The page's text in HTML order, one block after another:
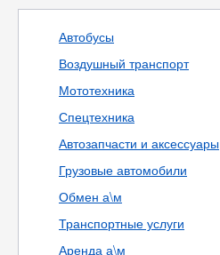
Автобусы
Воздушный транспорт
Мототехника
Спецтехника
Автозапчасти и аксессуары
Грузовые автомобили
Обмен а\м
Транспортные услуги
Аренда а\м